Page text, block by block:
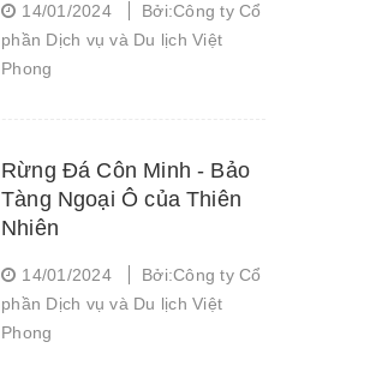
14/01/2024
Bởi:Công ty Cổ
phần Dịch vụ và Du lịch Việt
Phong
Rừng Đá Côn Minh - Bảo
Tàng Ngoại Ô của Thiên
Nhiên
14/01/2024
Bởi:Công ty Cổ
phần Dịch vụ và Du lịch Việt
Phong